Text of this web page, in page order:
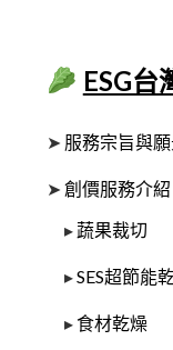
ESG
➤ 服務宗旨與
➤創價服務介紹
▸ 蔬果裁切
▸SES超節能
▸ 食材乾燥